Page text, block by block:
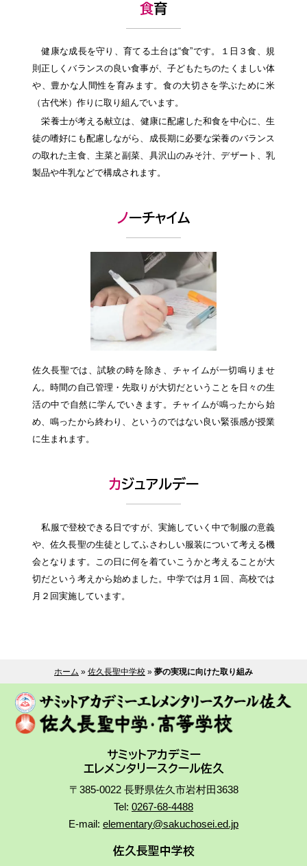
食育
健康な成長を守り、育てる土台は“食”です。１日３食、規
則正しくバランスの良い食事が、子どもたちのたくましい体
や、豊かな人間性を育みます。食の大切さを学ぶために米
（古代米）作りに取り組んでいます。
栄養士が考える献立は、健康に配慮した和食を中心に、生
徒の嗜好にも配慮しながら、成長期に必要な栄養のバランス
の取れた主食、主菜と副菜、具沢山のみそ汁、デザート、乳
製品や牛乳などで構成されます。
ノーチャイム
佐久長聖では、試験の時を除き、チャイムが一切鳴りませ
ん。時間の自己管理・先取りが大切だということを日々の生
活の中で自然に学んでいきます。チャイムが鳴ったから始
め、鳴ったから終わり、というのではない良い緊張感が授業
に生まれます。
カジュアルデー
私服で登校できる日ですが、実施していく中で制服の意義
や、佐久長聖の生徒としてふさわしい服装について考える機
会となります。この日に何を着ていこうかと考えることが大
切だという考えから始めました。中学では月１回、高校では
月２回実施しています。
ホーム » 佐久長聖中学校 » 夢の実現に向けた取り組み
サミットアカデミー
エレメンタリースクール佐久
〒385-0022 長野県佐久市岩村田3638
Tel: 0267-68-4488
E-mail: elementary@sakuchosei.ed.jp
佐久長聖中学校